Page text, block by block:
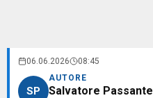
06.06.2026 08:45
SP
AUTORE
Salvatore Passante